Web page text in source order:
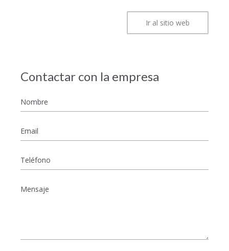
Ir al sitio web
Contactar con la empresa
Nombre
Email
Teléfono
Mensaje